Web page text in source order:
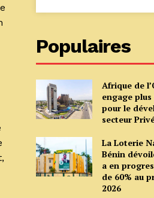
Populaires
Afrique de
engage
pour le
secteur
La Loterie
Bénin
a en
de 60% au
2026